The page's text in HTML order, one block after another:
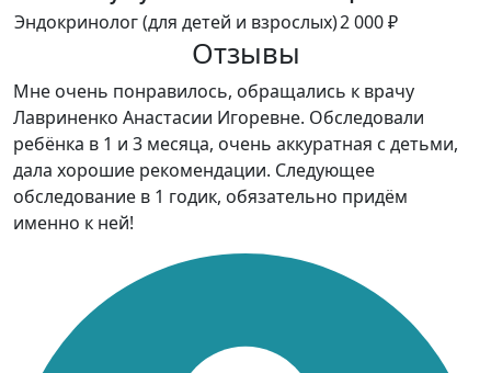
Эндокринолог (для детей и взрослых)2 000 ₽
Отзывы
Мне очень понравилось, обращались к врачу
Лавриненко Анастасии Игоревне. Обследовали
ребёнка в 1 и 3 месяца, очень аккуратная с детьми,
дала хорошие рекомендации. Следующее
обследование в 1 годик, обязательно придём
именно к ней!